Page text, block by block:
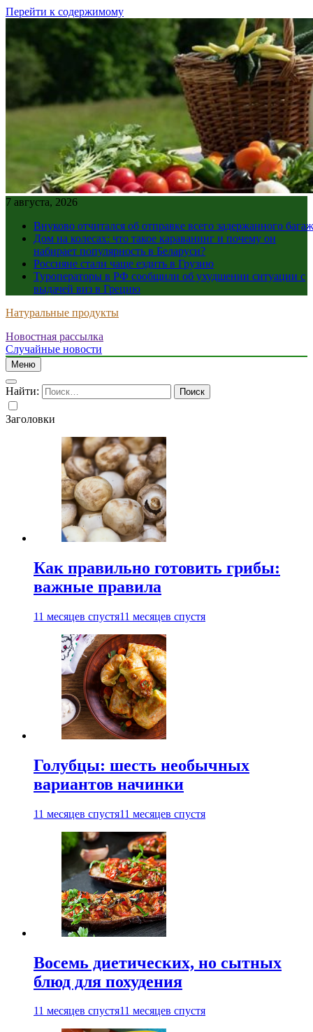
Перейти к содержимому
7 августа, 2026
Внуково отчитался об отправке всего задержанного
Дом на колесах: что такое караванинг и почему он
набирает популярность в Беларуси?
Россияне стали чаще ездить в Грузию
Туроператоры в РФ сообщили об ухудшении ситуации с
выдачей виз в Грецию
Натуральные продукты
Новостная рассылка
Случайные новости
Меню
Найти:
Заголовки
Как правильно готовить грибы:
важные правила
11 месяцев спустя11 месяцев спустя
Голубцы: шесть необычных
вариантов начинки
11 месяцев спустя11 месяцев спустя
Восемь диетических, но сытных
блюд для похудения
11 месяцев спустя11 месяцев спустя